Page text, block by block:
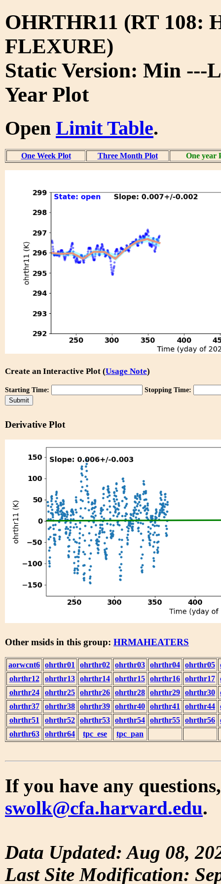
OHRTHR11 (RT 108:
FLEXURE)
Static Version: Min ---
Year Plot
Open Limit Table.
One Week Plot Three Month Plot One year
Create an Interactive Plot (Usage Note)
Starting Time: Stopping Time:
Derivative Plot
Other msids in this group: HRMAHEATERS
aorwcnt6 ohrthr01 ohrthr02 ohrthr03 ohrthr04 ohrthr05
ohrthr12
ohrthr13 ohrthr14 ohrthr15 ohrthr16 ohrthr17
ohrthr24
ohrthr25 ohrthr26 ohrthr28 ohrthr29 ohrthr30
ohrthr37
ohrthr38 ohrthr39 ohrthr40 ohrthr41 ohrthr44
ohrthr51
ohrthr52 ohrthr53 ohrthr54 ohrthr55 ohrthr56
ohrthr63
ohrthr64 tpc_ese tpc_pan
If you have any
swolk@cfa.harvard.edu.
Data Updated: Aug 08,
Last Site Modification: